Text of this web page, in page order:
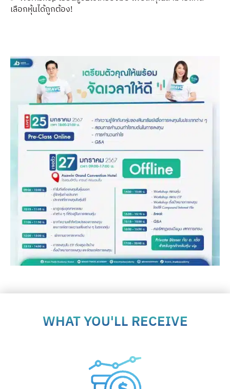
เลือกหุ้นได้ถูกต้อง!
WHAT YOU'LL RECEIVE